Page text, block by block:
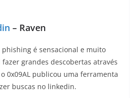
– Raven
é sensacional e muito
grandes descobertas através
0x09AL publicou uma ferramenta
buscas no linkedin.